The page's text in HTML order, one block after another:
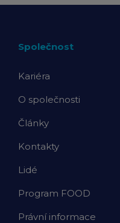
Společnost
Kariéra
O společnosti
Články
Kontakty
Lidé
Program FOOD
Právní informace